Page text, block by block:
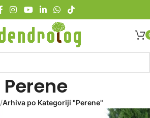
Perene
/Arhiva po Kategoriji "Perene"